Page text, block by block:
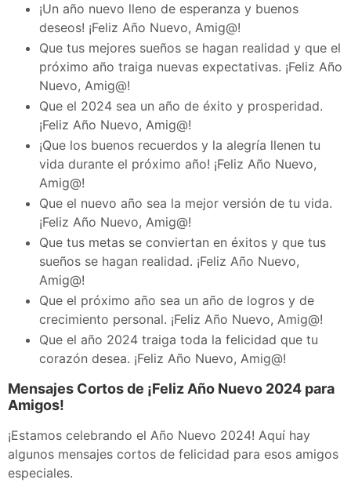
¡Un año nuevo lleno de esperanza y buenos
deseos! ¡Feliz Año Nuevo, Amig@!
Que tus mejores sueños se hagan realidad y que el
próximo año traiga nuevas expectativas. ¡Feliz Año
Nuevo, Amig@!
Que el 2024 sea un año de éxito y prosperidad.
¡Feliz Año Nuevo, Amig@!
¡Que los buenos recuerdos y la alegría llenen tu
vida durante el próximo año! ¡Feliz Año Nuevo,
Amig@!
Que el nuevo año sea la mejor versión de tu vida.
¡Feliz Año Nuevo, Amig@!
Que tus metas se conviertan en éxitos y que tus
sueños se hagan realidad. ¡Feliz Año Nuevo,
Amig@!
Que el próximo año sea un año de logros y de
crecimiento personal. ¡Feliz Año Nuevo, Amig@!
Que el año 2024 traiga toda la felicidad que tu
corazón desea. ¡Feliz Año Nuevo, Amig@!
Mensajes Cortos de ¡Feliz Año Nuevo 2024 para
Amigos!
¡Estamos celebrando el Año Nuevo 2024! Aquí hay
algunos mensajes cortos de felicidad para esos amigos
especiales.